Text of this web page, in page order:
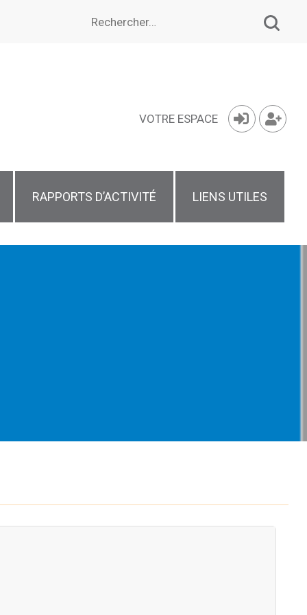
Rechercher :
VOTRE ESPACE
RAPPORTS D’ACTIVITÉ LIENS UTILES